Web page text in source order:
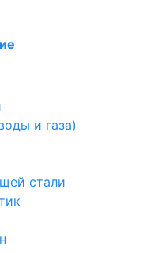
и газа)
стали